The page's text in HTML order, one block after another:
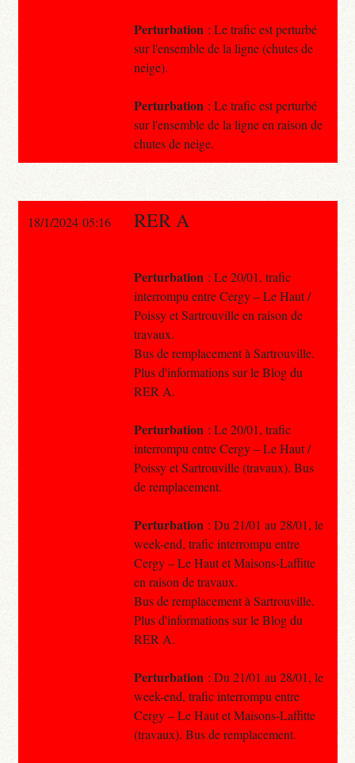
Perturbation : Le trafic est perturbé
sur l'ensemble de la ligne (chutes de
neige).
Perturbation : Le trafic est perturbé
sur l'ensemble de la ligne en raison de
chutes de neige.
18/1/2024 05:16 RER A
Perturbation : Le 20/01, trafic
interrompu entre Cergy – Le Haut /
Poissy et Sartrouville en raison de
travaux.
Bus de remplacement à Sartrouville.
Plus d'informations sur le Blog du
RER A.
Perturbation : Le 20/01, trafic
interrompu entre Cergy – Le Haut /
Poissy et Sartrouville (travaux). Bus
de remplacement.
Perturbation : Du 21/01 au 28/01, le
week-end, trafic interrompu entre
Cergy – Le Haut et Maisons-Laffitte
en raison de travaux.
Bus de remplacement à Sartrouville.
Plus d'informations sur le Blog du
RER A.
Perturbation : Du 21/01 au 28/01, le
week-end, trafic interrompu entre
Cergy – Le Haut et Maisons-Laffitte
(travaux). Bus de remplacement.